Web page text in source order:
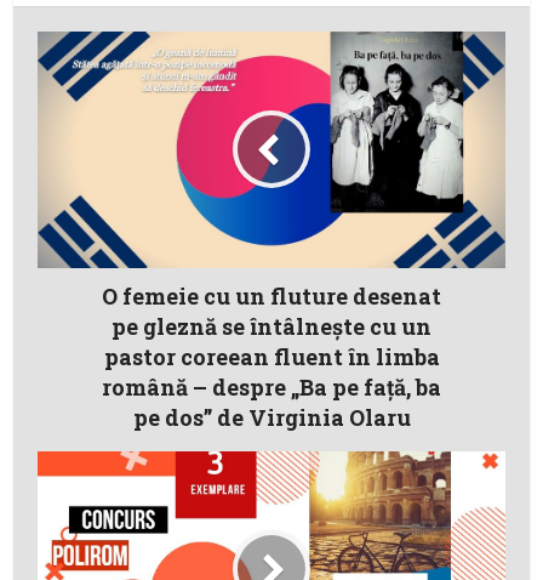
O femeie cu un fluture desenat
pe gleznă se întâlnește cu un
pastor coreean fluent în limba
română – despre „Ba pe față, ba
pe dos” de Virginia Olaru